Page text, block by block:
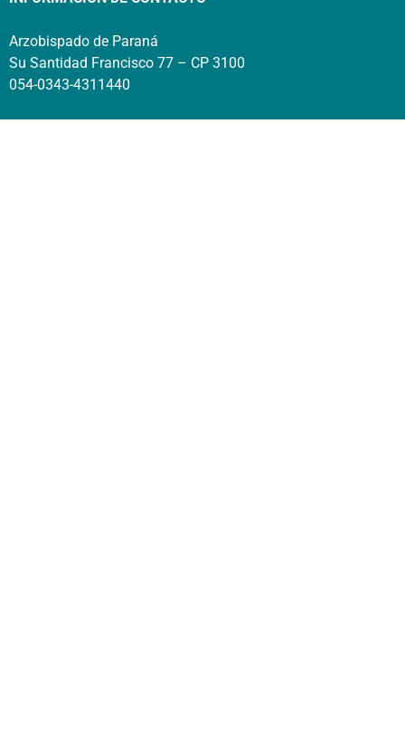
Arzobispado de Paraná
Su Santidad Francisco 77 – CP 3100
054-0343-4311440